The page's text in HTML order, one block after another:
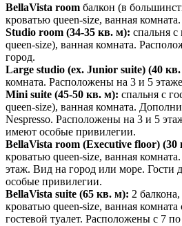
BellaVista room балкон (в
кроватью queen-size, ванная
Studio room (34-35 кв. м): спальня с
queen-size), ванная комната.
город.
Large studio (ex. Junior suite) (40
комната. Расположены на 3 и 5
Mini suite (45-50 кв. м): спальня с
queen-size), ванная комната.
Nespresso. Расположены на 3 и 5
имеют особые привилегии.
BellaVista room (Executive floor) (30
кроватью queen-size, ванная
этаж. Вид на город или море.
особые привилегии.
BellaVista suite (65 кв. м): 2
кроватью queen-size, ванная
гостевой туалет. Расположены с 7